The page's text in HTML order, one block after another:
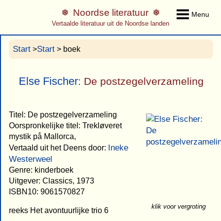
Menu
Noordse literatuur
Vertaalde literatuur uit de Noordse landen
Start >Start > boek
Else Fischer: De postzegelverzameling
klik voor vergroting
Titel: De postzegelverzameling
Oorspronkelijke titel: Trekløveret
mystik på Mallorca,
Vertaald uit het Deens door: Ineke
Westerweel
Genre: kinderboek
Uitgever: Classics, 1973
ISBN10: 9061570827
reeks Het avontuurlijke trio 6